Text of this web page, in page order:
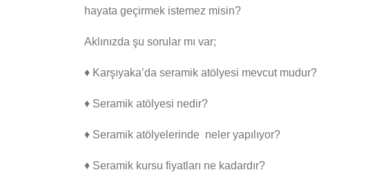
hayata geçirmek istemez misin?
Aklınızda şu sorular mı var;
♦ Karşıyaka’da seramik atölyesi mevcut mudur?
♦ Seramik atölyesi nedir?
♦ Seramik atölyelerinde neler yapılıyor?
♦ Seramik kursu fiyatları ne kadardır?